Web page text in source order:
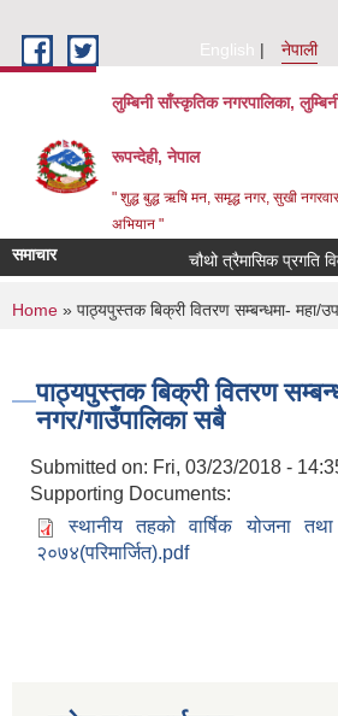
English
नेपाली
लुम्बिनी साँस्कृतिक नगरपालिका,
रूपन्देही, नेपाल
" शुद्ध बुद्ध ऋषि मन, समृद्ध नगर, सुखी
अभियान "
समाचार
You are here
Home » पाठ्यपुस्तक बिक्री वितरण सम्बन्धमा- महा/
पाठ्यपुस्तक बिक्री वितरण
नगर/गाउँपालिका सबै
Submitted on: Fri, 03/23/2018 -
Supporting Documents:
स्थानीय तहको वार्षिक योजना तथा
२०७४(परिमार्जित).pdf